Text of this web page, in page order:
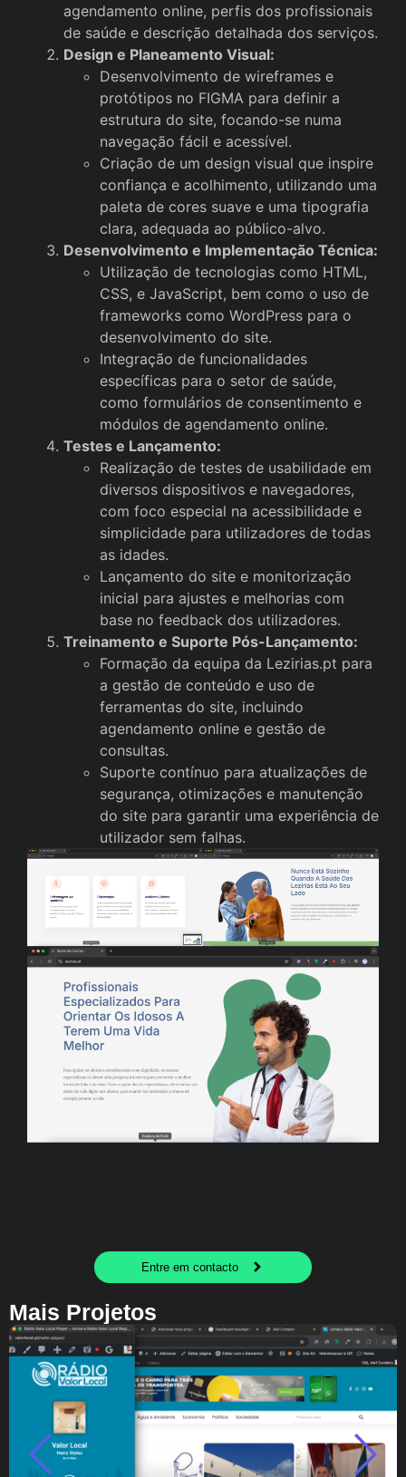
agendamento online, perfis dos profissionais
de saúde e descrição detalhada dos serviços.
Design e Planeamento Visual:
Desenvolvimento de wireframes e
protótipos no FIGMA para definir a
estrutura do site, focando-se numa
navegação fácil e acessível.
Criação de um design visual que inspire
confiança e acolhimento, utilizando uma
paleta de cores suave e uma tipografia
clara, adequada ao público-alvo.
Desenvolvimento e Implementação Técnica:
Utilização de tecnologias como HTML,
CSS, e JavaScript, bem como o uso de
frameworks como WordPress para o
desenvolvimento do site.
Integração de funcionalidades
específicas para o setor de saúde,
como formulários de consentimento e
módulos de agendamento online.
Testes e Lançamento:
Realização de testes de usabilidade em
diversos dispositivos e navegadores,
com foco especial na acessibilidade e
simplicidade para utilizadores de todas
as idades.
Lançamento do site e monitorização
inicial para ajustes e melhorias com
base no feedback dos utilizadores.
Treinamento e Suporte Pós-Lançamento:
Formação da equipa da Lezirias.pt para
a gestão de conteúdo e uso de
ferramentas do site, incluindo
agendamento online e gestão de
consultas.
Suporte contínuo para atualizações de
segurança, otimizações e manutenção
do site para garantir uma experiência de
utilizador sem falhas.
Entre em contacto
Mais Projetos